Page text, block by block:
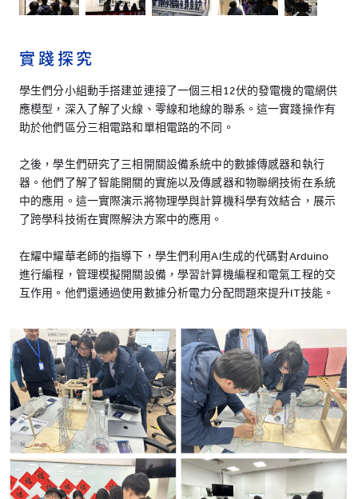
實 踐 探 究
學生們分小組動手搭建並連接了一個三相12伏的發電機的電網供
應模型，深入了解了火線、零線和地線的聯系。這一實踐操作有
助於他們區分三相電路和單相電路的不同。
之後，學生們研究了三相開關設備系統中的數據傳感器和執行
器。他們了解了智能開關的實施以及傳感器和物聯網技術在系統
中的應用。這一實際演示將物理學與計算機科學有效結合，展示
了跨學科技術在實際解決方案中的應用。
在耀中耀華老師的指導下，學生們利用AI生成的代碼對Arduino
進行編程，管理模擬開關設備，學習計算機編程和電氣工程的交
互作用。他們還通過使用數據分析電力分配問題來提升IT技能。